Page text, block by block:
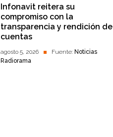
Infonavit reitera su
compromiso con la
transparencia y rendición de
cuentas
agosto 5, 2026 Fuente: Noticias
Radiorama